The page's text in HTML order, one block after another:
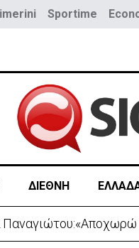
Sportime
ΔΙΕΘΝΗ